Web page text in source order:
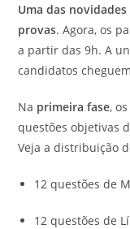
Uma das
provas. Agora, os
a partir das 9h. A
candidatos
Na primeira fase,
questões objetivas
Veja a distribuição
12 questões de
12 questões de